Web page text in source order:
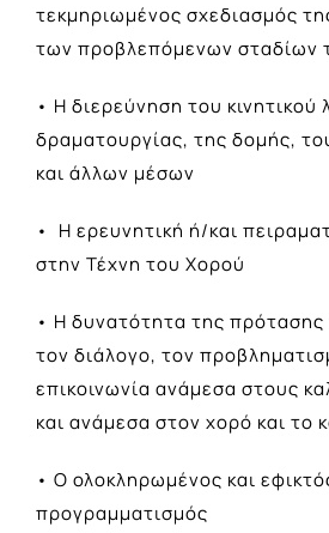
τεκμηριωμένος σχεδιασμός
των προβλεπόμενων σταδίων
• Η διερεύνηση του κινητικού
δραματουργίας, της δομής,
και άλλων μέσων
• Η ερευνητική ή/και
στην Τέχνη του Χορού
• Η δυνατότητα της
τον διάλογο, τον
επικοινωνία ανάμεσα στους
και ανάμεσα στον χορό και το
• Ο ολοκληρωμένος και
προγραμματισμός